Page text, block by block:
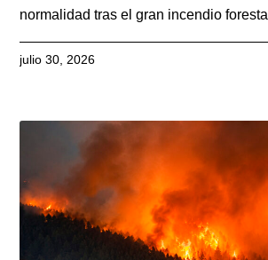
normalidad tras el gran incendio forestal
julio 30, 2026